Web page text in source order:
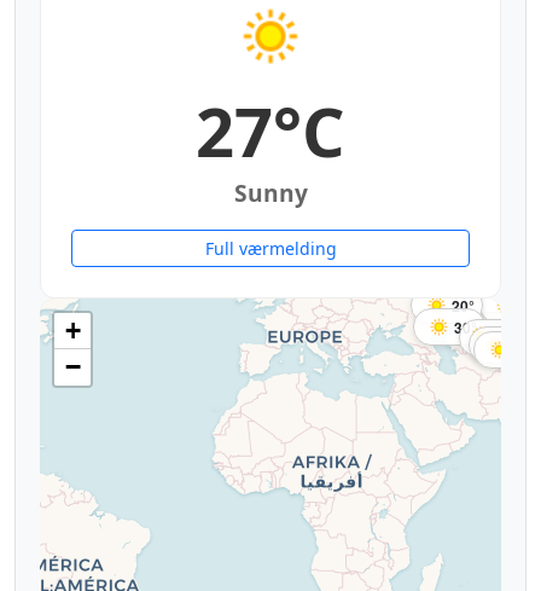
27°C
Sunny
Full værmelding
32°
20°
30°
+
−